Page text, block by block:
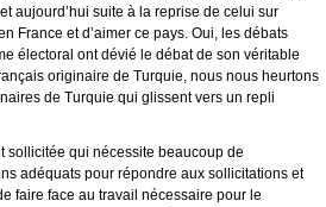
aujourd’hui suite à la reprise de celui sur
France et d’aimer ce pays. Oui, les débats
électoral ont dévié le débat de son véritable
originaire de Turquie, nous nous heurtons
de Turquie qui glissent vers un repli
sollicitée qui nécessite beaucoup de
adéquats pour répondre aux sollicitations et
faire face au travail nécessaire pour le